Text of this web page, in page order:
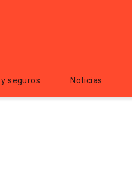
seguros Noticias